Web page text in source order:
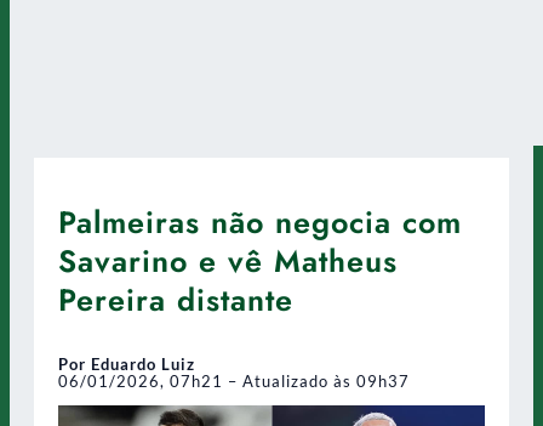
Palmeiras não negocia com
Savarino e vê Matheus
Pereira distante
Por Eduardo Luiz
06/01/2026, 07h21 – Atualizado às 09h37